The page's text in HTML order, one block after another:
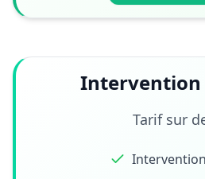
Intervention
Tarif sur